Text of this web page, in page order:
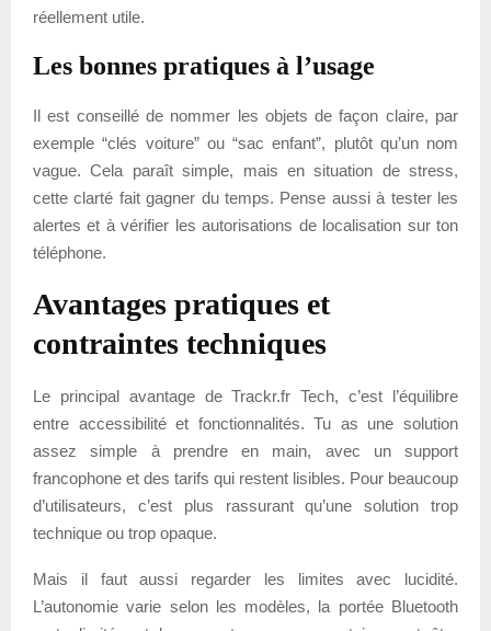
réellement utile.
Les bonnes pratiques à l’usage
Il est conseillé de nommer les objets de façon claire, par
exemple “clés voiture” ou “sac enfant”, plutôt qu’un nom
vague. Cela paraît simple, mais en situation de stress,
cette clarté fait gagner du temps. Pense aussi à tester les
alertes et à vérifier les autorisations de localisation sur ton
téléphone.
Avantages pratiques et
contraintes techniques
Le principal avantage de Trackr.fr Tech, c’est l’équilibre
entre accessibilité et fonctionnalités. Tu as une solution
assez simple à prendre en main, avec un support
francophone et des tarifs qui restent lisibles. Pour beaucoup
d’utilisateurs, c’est plus rassurant qu’une solution trop
technique ou trop opaque.
Mais il faut aussi regarder les limites avec lucidité.
L’autonomie varie selon les modèles, la portée Bluetooth